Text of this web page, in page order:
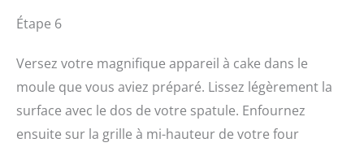
Étape 6
Versez votre magnifique appareil à cake dans le
moule que vous aviez préparé. Lissez légèrement la
surface avec le dos de votre spatule. Enfournez
ensuite sur la grille à mi-hauteur de votre four